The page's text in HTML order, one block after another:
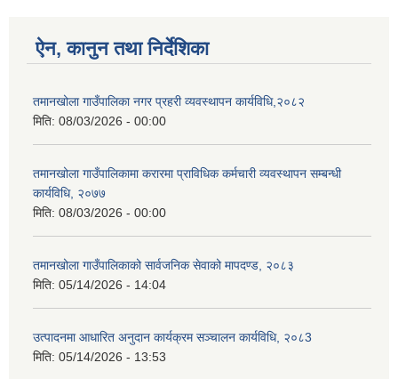
ऐन, कानुन तथा निर्देशिका
तमानखोला गाउँपालिका नगर प्रहरी व्यवस्थापन कार्यविधि,२०८२
मिति: 08/03/2026 - 00:00
तमानखोला गाउँपालिकामा करारमा प्राविधिक कर्मचारी व्यवस्थापन सम्बन्धी
कार्यविधि, २०७७
मिति: 08/03/2026 - 00:00
तमानखोला गाउँपालिकाको सार्वजनिक सेवाको मापदण्ड, २०८३
मिति: 05/14/2026 - 14:04
उत्पादनमा आधारित अनुदान कार्यक्रम सञ्चालन कार्यविधि, २०८3
मिति: 05/14/2026 - 13:53